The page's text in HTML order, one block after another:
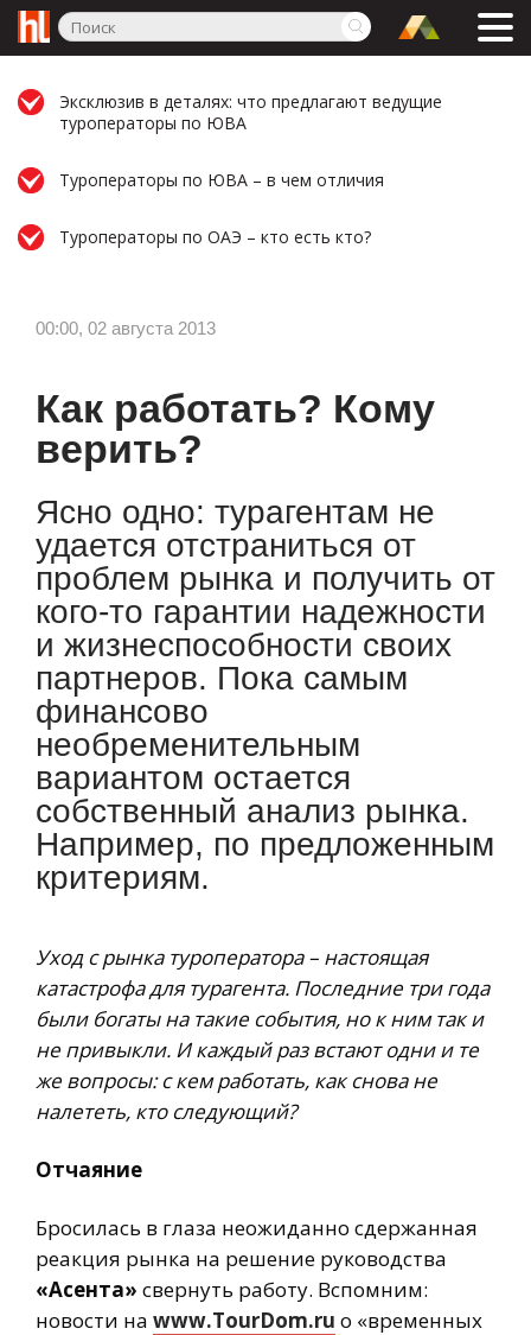
Эксклюзив в деталях: что предлагают ведущие
туроператоры по ЮВА
Туроператоры по ЮВА – в чем отличия
Туроператоры по ОАЭ – кто есть кто?
00:00, 02 августа 2013
Как работать? Кому
верить?
Ясно одно: турагентам не
удается отстраниться от
проблем рынка и получить от
кого-то гарантии надежности
и жизнеспособности своих
партнеров. Пока самым
финансово
необременительным
вариантом остается
собственный анализ рынка.
Например, по предложенным
критериям.
Уход с рынка туроператора – настоящая
катастрофа для турагента. Последние три года
были богаты на такие события, но к ним так и
не привыкли. И каждый раз встают одни и те
же вопросы: с кем работать, как снова не
налететь, кто следующий?
Отчаяние
Бросилась в глаза неожиданно сдержанная
реакция рынка на решение руководства
«Асента» свернуть работу. Вспомним:
новости на www.TourDom.ru о «временных